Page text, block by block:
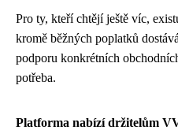
Pro ty, kteří chtějí ještě víc,
kromě běžných poplatků
podporu konkrétních
potřeba.
Platforma nabízí držitelům